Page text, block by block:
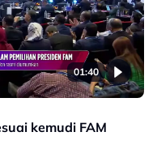
01:40
kemudi FAM